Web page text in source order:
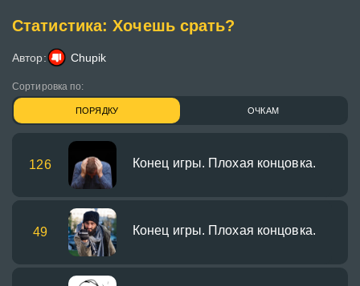
Статистика: Хочешь срать?
Автор: Chupik
Сортировка по:
ПОРЯДКУ ОЧКАМ
126 Конец игры. Плохая концовка.
49 Конец игры. Плохая концовка.